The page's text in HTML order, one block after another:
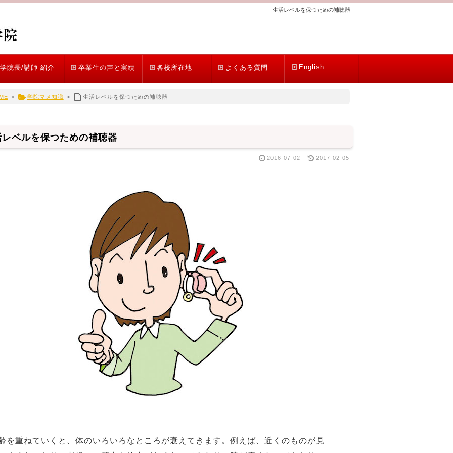
生活レベルを保つための補聴器
学院長/講師 紹介 卒業生の声と実績 各校所在地 よくある質問 English
> 学院マメ知識 > 生活レベルを保つための補聴器
ベルを保つための補聴器
2016-07-02 2017-02-05
を重ねていくと、体のいろいろなところが衰えてきます。例えば、近くのものが見